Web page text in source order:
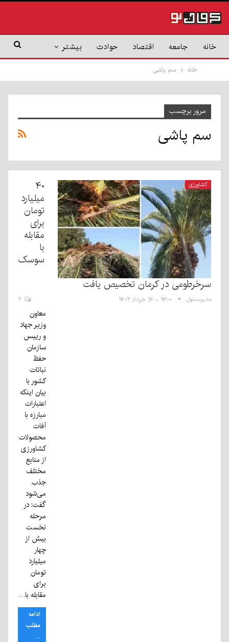
خانه جامعه اقتصاد حوادث بیشتر
خانه سم پاشی
مرور برچسب
سم پاشی
کشاورزی
۴۰
میلیارد
تومان
برای
مقابله
با
سوسک
سرخرطومی در کرمان تخصیص یافت
مدیرمسئول ۱۳:۰۰ - ۱۶ خرداد ۱۴۰۲ ۲
معاون
وزیر جهاد
و رییس
سازمان
حفظ
نباتات
کشور با
بیان اینکه
اعتبارات
مبارزه با
آفات
محصولات
کشاورزی
از منابع
مختلف
جذب
می‌شود
گفت: در
مرحله
نخست
بیش از
چهار
میلیارد
تومان
برای
مقابله با…
ادامه
مطلب
...